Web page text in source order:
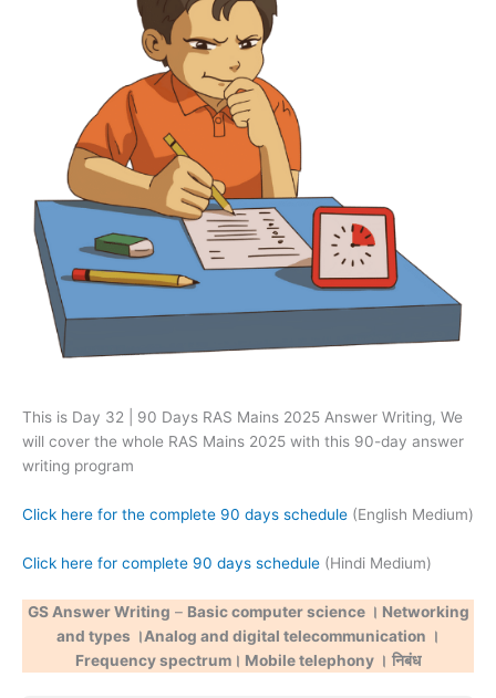
This is Day 32 | 90 Days RAS Mains 2025 Answer Writing, We
will cover the whole RAS Mains 2025 with this 90-day answer
writing program
Click here for the complete 90 days schedule (English Medium)
Click here for complete 90 days schedule (Hindi Medium)
GS Answer Writing – Basic computer science । Networking
and types ।Analog and digital telecommunication ।
Frequency spectrum । Mobile telephony । निबंध